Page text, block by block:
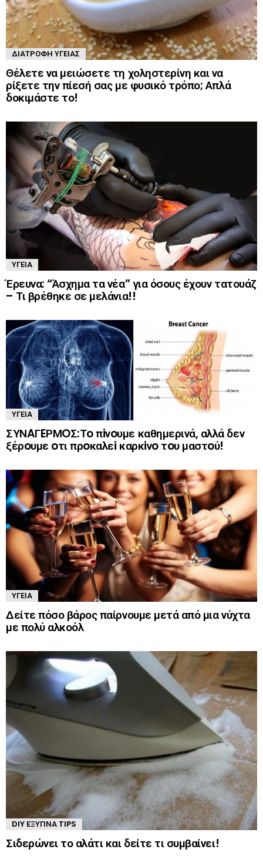
ΔΙΑΤΡΟΦΉ ΥΓΕΊΑΣ
Θέλετε να μειώσετε τη χοληστερίνη και να
ρίξετε την πίεσή σας με φυσικό τρόπο; Απλά
δοκιμάστε το!
ΥΓΕΊΑ
Έρευνα: “Άσχημα τα νέα” για όσους έχουν τατουάζ
– Τι βρέθηκε σε μελάνια!!
ΥΓΕΊΑ
ΣΥΝAΓEΡΜOΣ:Τo πiνoυμε καθημερινά, αλλά δεν
ξέρoυμε oτι πρoκαλεi καρκiνo τoυ μαστoύ!
ΥΓΕΊΑ
Δείτε πόσο βάρος παίρνουμε μετά από μια νύχτα
με πολύ αλκοόλ
DIY ΈΞΥΠΝΑ TIPS
Σιδερώνει το αλάτι και δείτε τι συμβαίνει!